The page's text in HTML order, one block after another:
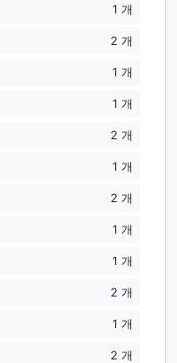
1 개
2 개
1 개
1 개
2 개
1 개
2 개
1 개
1 개
2 개
1 개
2 개